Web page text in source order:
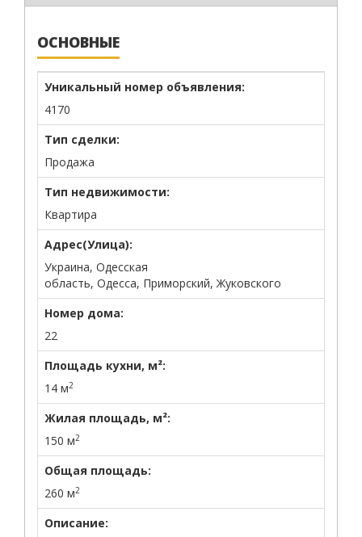
ОСНОВНЫЕ
Уникальный номер объявления:
4170
Тип сделки:
Продажа
Тип недвижимости:
Квартира
Адрес(Улица):
Украина, Одесская
область, Одесса, Приморский, Жуковского
Номер дома:
22
Площадь кухни, м²:
14 м2
Жилая площадь, м²:
150 м2
Общая площадь:
260 м2
Описание: